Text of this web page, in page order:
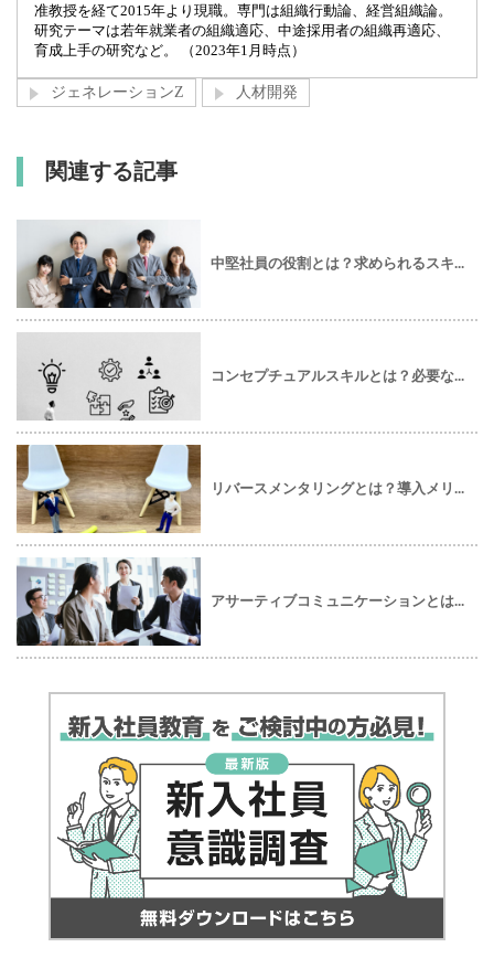
准教授を経て2015年より現職。専門は組織行動論、経営組織論。
研究テーマは若年就業者の組織適応、中途採用者の組織再適応、
育成上手の研究など。 （2023年1月時点）
ジェネレーションZ 人材開発
関連する記事
中堅社員の役割とは？求められるスキ...
コンセプチュアルスキルとは？必要な...
リバースメンタリングとは？導入メリ...
アサーティブコミュニケーションとは...